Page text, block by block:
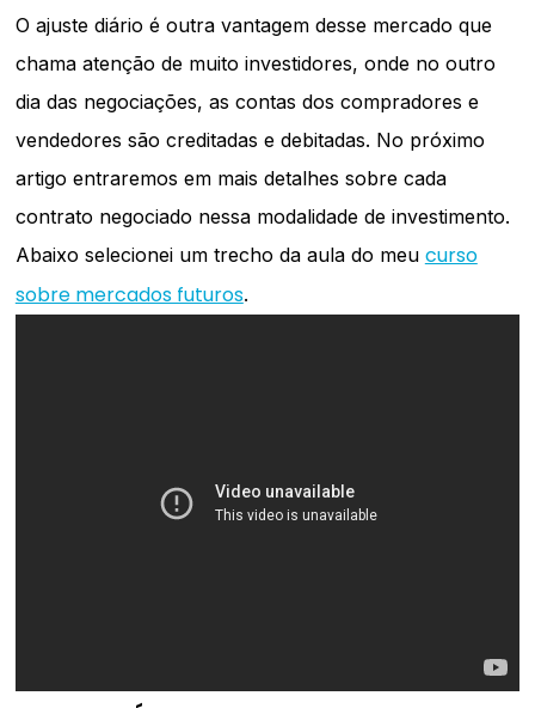
O ajuste diário é outra vantagem desse mercado que
chama atenção de muito investidores, onde no outro
dia das negociações, as contas dos compradores e
vendedores são creditadas e debitadas. No próximo
artigo entraremos em mais detalhes sobre cada
contrato negociado nessa modalidade de investimento.
Abaixo selecionei um trecho da aula do meu curso
sobre mercados futuros.